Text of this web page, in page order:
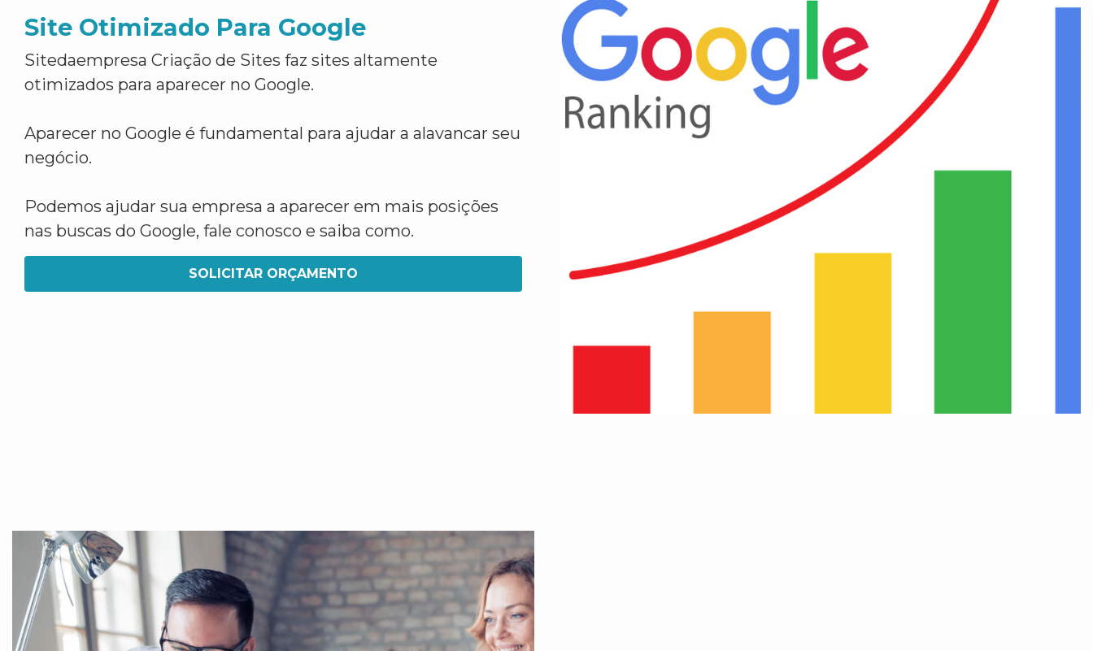
Site Otimizado Para Google
Sitedaempresa Criação de Sites faz sites altamente
otimizados para aparecer no Google.
Aparecer no Google é fundamental para ajudar a alavancar seu
negócio.
Podemos ajudar sua empresa a aparecer em mais posições
nas buscas do Google, fale conosco e saiba como.
SOLICITAR ORÇAMENTO